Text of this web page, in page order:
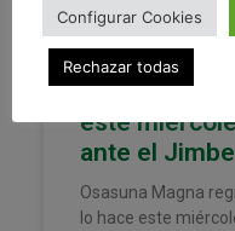
Osasuna
este
ante el
Osasuna Magna
lo hace este
Configurar Cookies
Rechazar todas